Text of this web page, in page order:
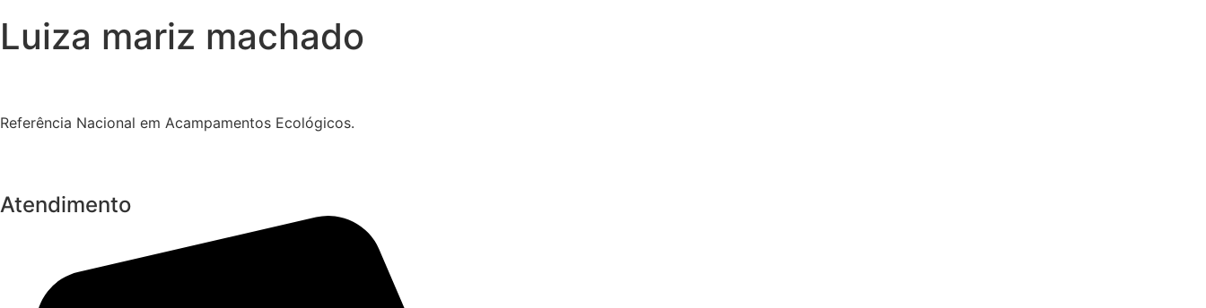
Luiza mariz machado
Referência Nacional em Acampamentos Ecológicos.
Atendimento